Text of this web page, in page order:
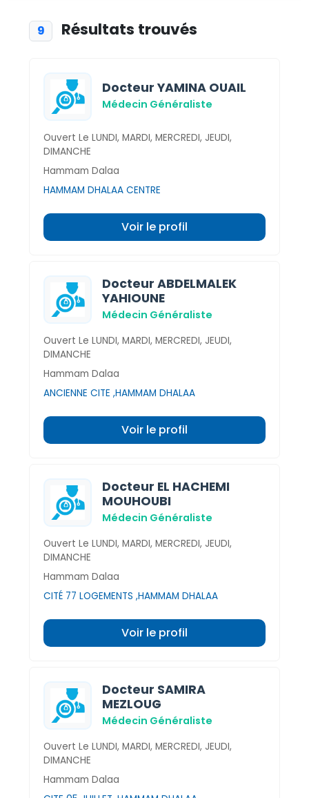
9 Résultats trouvés
Docteur YAMINA OUAIL
Médecin Généraliste
Ouvert Le LUNDI, MARDI, MERCREDI, JEUDI,
DIMANCHE
Hammam Dalaa
HAMMAM DHALAA CENTRE
Voir le profil
Docteur ABDELMALEK
YAHIOUNE
Médecin Généraliste
Ouvert Le LUNDI, MARDI, MERCREDI, JEUDI,
DIMANCHE
Hammam Dalaa
ANCIENNE CITE ,HAMMAM DHALAA
Voir le profil
Docteur EL HACHEMI
MOUHOUBI
Médecin Généraliste
Ouvert Le LUNDI, MARDI, MERCREDI, JEUDI,
DIMANCHE
Hammam Dalaa
CITÉ 77 LOGEMENTS ,HAMMAM DHALAA
Voir le profil
Docteur SAMIRA
MEZLOUG
Médecin Généraliste
Ouvert Le LUNDI, MARDI, MERCREDI, JEUDI,
DIMANCHE
Hammam Dalaa